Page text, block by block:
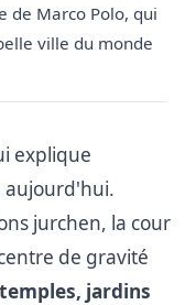
de Marco Polo, qui
ville du monde
explique
aujourd'hui.
jurchen, la cour
de gravité
temples, jardins